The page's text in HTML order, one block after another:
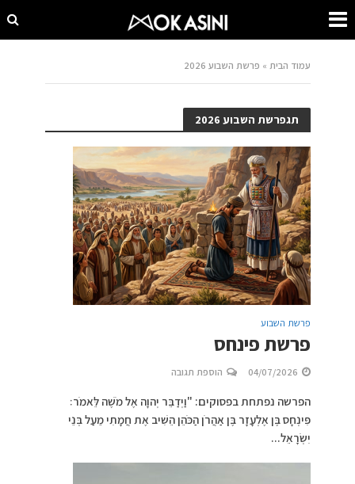
עמוד הבית » פרשת השבוע 2026
תגפרשת השבוע 2026
פרשת השבוע
פרשת פינחס
04/07/2026 הוספת תגובה
הפרשה נפתחת בפסוקים: "וַיְדַבֵּר יְהוָה אֶל מֹשֶׁה לֵּאמֹר׃
פִּינְחָס בֶּן אֶלְעָזָר בֶּן אַהֲרֹן הַכֹּהֵן הֵשִׁיב אֶת חֲמָתִי מֵעַל בְּנֵי
יִשְׂרָאֵל...